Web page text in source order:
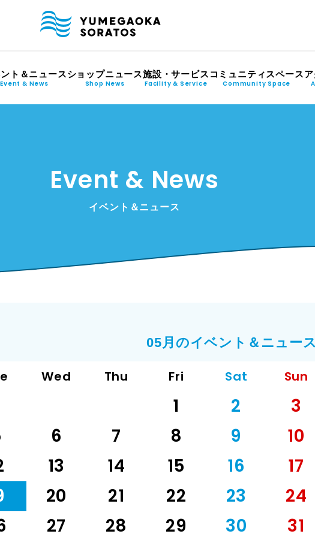
ト＆ニュース
Event & News
ショップニュース
Shop News
施設・サービス
Facility & Service
コミュニティスペース
Community Space
Event & News
イベント＆ニュース
05月のイベント＆ニュー
Wed Thu Fri Sat Sun
1 2
3
6 7 8 9
10
13 14 15 16
17
20 21 22 23
24
27 28 29 30 31